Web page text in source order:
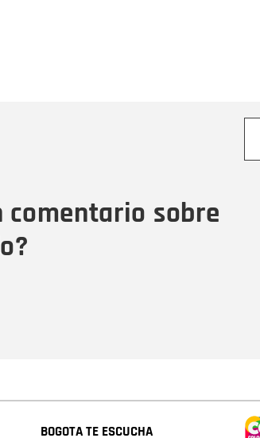
comentario sobre
BOGOTA TE ESCUCHA